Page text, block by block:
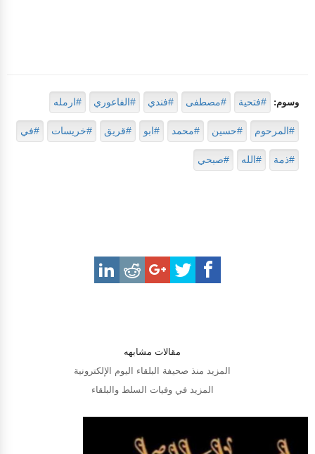
وسوم: #فتحية #مصطفى #فندي #الفاعوري #ارمله
#المرحوم #حسين #محمد #ابو #قريق #خريسات #في
#ذمة #الله #صبحي
مقالات مشابهه
المزيد منذ صحيفة البلقاء اليوم الإلكترونية
المزيد في وفيات السلط والبلقاء